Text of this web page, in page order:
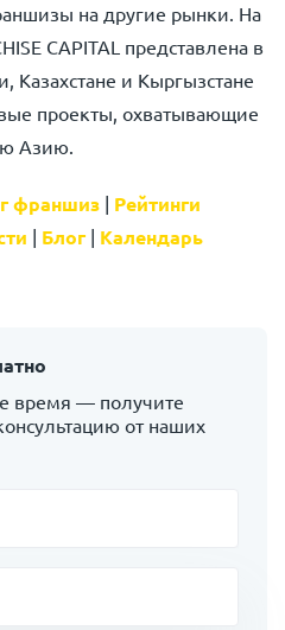
на другие рынки. На
CAPITAL представлена в
Казахстане и Кыргызстане
проекты, охватывающие
Азию.
франшиз | Рейтинги
| Блог| Календарь
время — получите
от наших